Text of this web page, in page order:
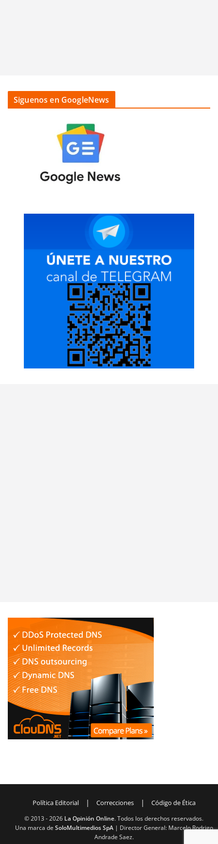
Siguenos en GoogleNews
Política Editorial | Correcciones | Código de Ética
© 2013 -2026 La Opinión Online. Todos los derechos reservados.
Una marca de SoloMultimedios SpA| Director General: Marcelo Rodrigo
Andrade Saez.